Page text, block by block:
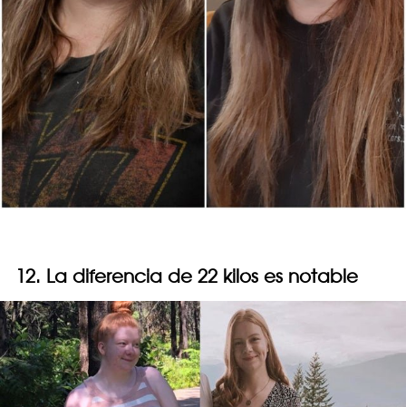
12. La diferencia de 22 kilos es notable